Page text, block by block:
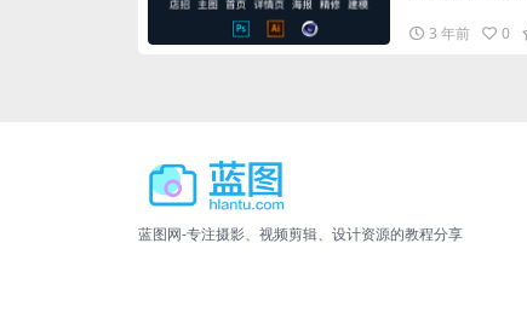
3 年前 0
蓝图网-专注摄影、视频剪辑、设计资源的教程分享